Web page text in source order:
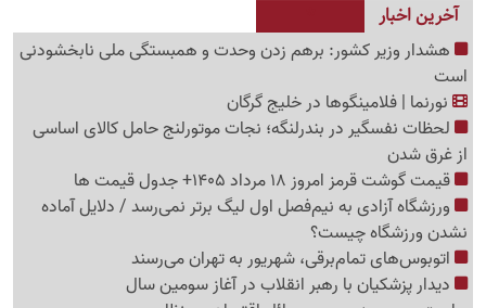
آخرین اخبار
هشدار وزیر کشور: برهم زدن وحدت و همبستگی ملی نابخشودنی
است
نورنما | فلامینگوها در خلیج گرگان
لحظات نفسگیر در بندرلنگه؛ نجات موتورلنج حامل کالای اساسی
از غرق شدن
قیمت گوشت قرمز امروز 18 مرداد 1405+ جدول قیمت ها
ورزشگاه آزادی به نیم‌فصل اول لیگ برتر نمی‌رسد / دلایل آماده
نشدن ورزشگاه چیست؟
اتوبوس‌های تمام‌برقی، شهریور به تهران می‌رسند
دیدار پزشکیان با رهبر انقلاب در آغاز سومین سال